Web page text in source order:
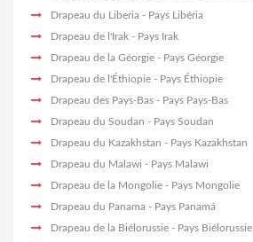
Drapeau du Liberia - Pays Libéria
Drapeau de l'Irak - Pays Irak
Drapeau de la Géorgie - Pays Géorgie
Drapeau de l'Éthiopie - Pays Éthiopie
Drapeau des Pays-Bas - Pays Pays-Bas
Drapeau du Soudan - Pays Soudan
Drapeau du Kazakhstan - Pays Kazakhstan
Drapeau du Malawi - Pays Malawi
Drapeau de la Mongolie - Pays Mongolie
Drapeau du Panama - Pays Panamá
Drapeau de la Biélorussie - Pays Biélorussie